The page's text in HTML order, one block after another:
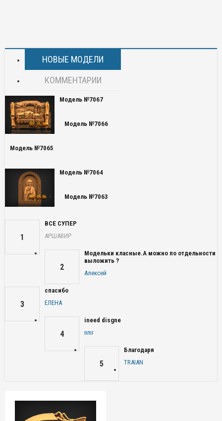
НОВЫЕ МОДЕЛИ
КОММЕНТАРИИ
Модель №7067
Модель №7066
Модель №7065
Модель №7064
Модель №7063
1
ВСЕ СУПЕР
АРШАВИР
2
Модельки класные.А можно по отдельности
выложить ?
Алексей
3
спасибо
ЕЛЕНА
4
ineed disgne
nmr
5
Благодаря
TRAIAN